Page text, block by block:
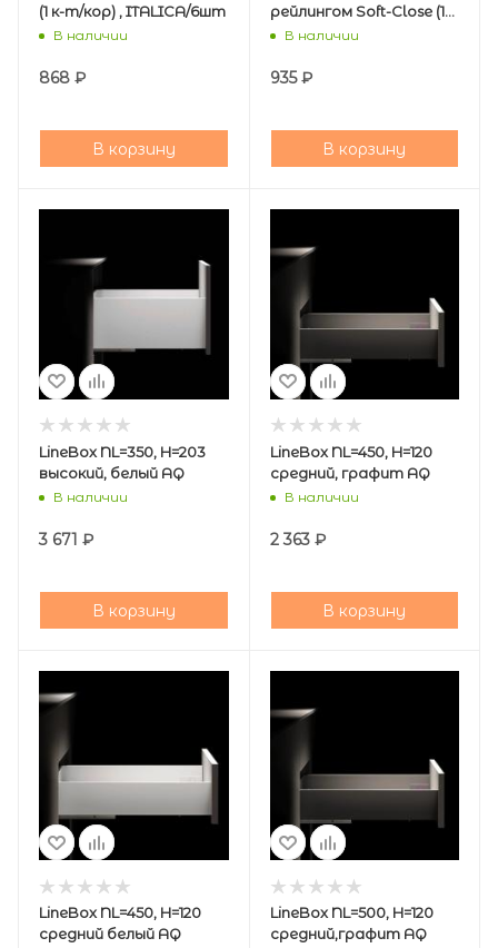
(1 к-т/кор) , ITALICA/6шт
В наличии
868 ₽
В корзину
рейлингом Soft-Close (1
к-т/кор) , ITALICA/6шт
В наличии
935₽
В корзину
LineBox NL=350, H=203
высокий, белый AQ
В наличии
3 671 ₽
В корзину
LineBox NL=450, H=120
средний, графит AQ
В наличии
2 363₽
В корзину
LineBox NL=450, H=120
средний белый AQ
LineBox NL=500, H=120
средний,графит AQ